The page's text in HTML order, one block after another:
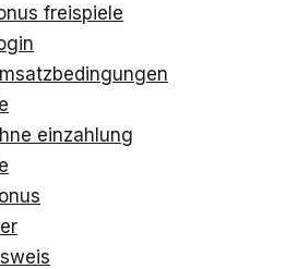
freispiele
einzahlung